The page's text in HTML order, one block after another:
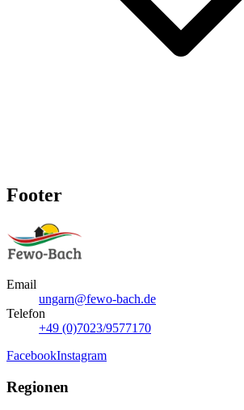
Footer
Email
ungarn@fewo-bach.de
Telefon
+49 (0)7023/9577170
FacebookInstagram
Regionen